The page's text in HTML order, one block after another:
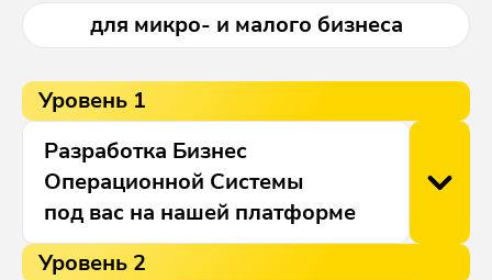
для микро- и малого бизнеса
Уровень 1
Разработка Бизнес
Операционной Системы
под вас на нашей платформе
Уровень 2